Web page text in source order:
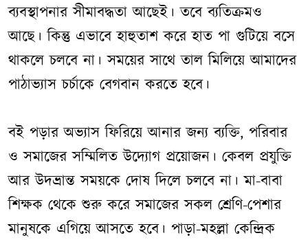
ব্যবস্থাপনার সীমাবদ্ধতা আছেই। তবে ব্যতিক্রমও
আছে। কিন্তু এভাবে হাহুতাশ করে হাত পা গুটিয়ে বসে
থাকলে চলবে না। সময়ের সাথে তাল মিলিয়ে আমাদের
পাঠাভ্যাস চর্চাকে বেগবান করতে হবে।
বই পড়ার অভ্যাস ফিরিয়ে আনার জন্য ব্যক্তি, পরিবার
ও সমাজের সম্মিলিত উদ্যোগ প্রয়োজন। কেবল প্রযুক্তি
আর উদভ্রান্ত সময়কে দোষ দিলে চলবে না। মা-বাবা
শিক্ষক থেকে শুরু করে সমাজের সকল শ্রেণি-পেশার
মানুষকে এগিয়ে আসতে হবে। পাড়া-মহল্লা কেন্দ্রিক